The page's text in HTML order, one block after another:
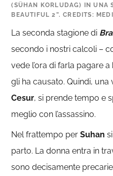
(SÜHAN KORLUDAG) IN UNA
BEAUTIFUL 2”. CREDITS:
La seconda stagione di
secondo i nostri calcoli –
vede l’ora di farla pagare a
gli ha causato. Quindi,
Cesur, si prende tempo e
meglio con l’assassino.
Nel frattempo perSuhan
parto. La donna entra in
sono decisamente